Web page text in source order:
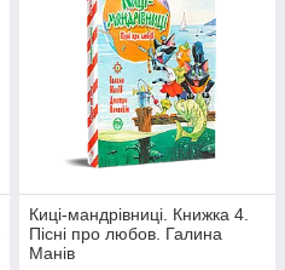
Киці-мандрівниці. Книжка 4.
Пісні про любов. Галина
Манів